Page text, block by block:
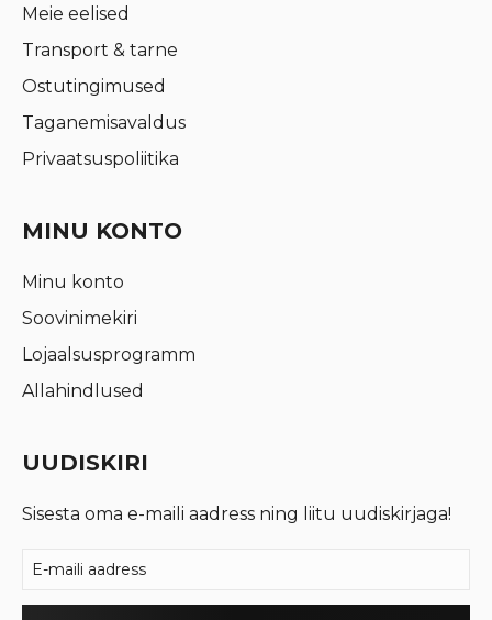
Meie eelised
Transport & tarne
Ostutingimused
Taganemisavaldus
Privaatsuspoliitika
MINU KONTO
Minu konto
Soovinimekiri
Lojaalsusprogramm
Allahindlused
UUDISKIRI
Sisesta oma e-maili aadress ning liitu uudiskirjaga!